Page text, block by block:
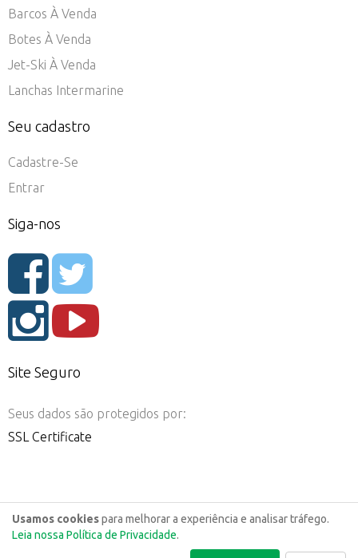
Usamos cookiespara melhorar a experiência e analisar tráfego.
Leia nossa Política de Privacidade.
Barcos À Venda
Botes À Venda
Jet-Ski À Venda
Lanchas Intermarine
Seu cadastro
Cadastre-Se
Entrar
Siga-nos
Site Seguro
Seus dados são protegidos por:
SSL Certificate